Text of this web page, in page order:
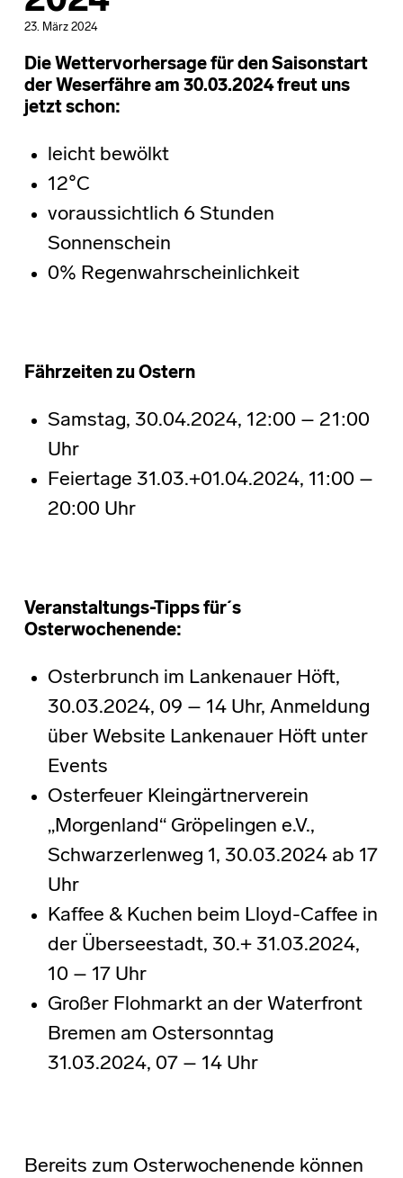
23. März 2024
Die Wettervorhersage für den Saisonstart
der Weserfähre am 30.03.2024 freut uns
jetzt schon:
leicht bewölkt
12°C
voraussichtlich 6 Stunden
Sonnenschein
0% Regenwahrscheinlichkeit
Fährzeiten zu Ostern
Samstag, 30.04.2024, 12:00 – 21:00
Uhr
Feiertage 31.03.+01.04.2024, 11:00 –
20:00 Uhr
Veranstaltungs-Tipps für´s
Osterwochenende:
Osterbrunch im Lankenauer Höft,
30.03.2024, 09 – 14 Uhr, Anmeldung
über Website Lankenauer Höft unter
Events
Osterfeuer Kleingärtnerverein
„Morgenland“ Gröpelingen e.V.,
Schwarzerlenweg 1, 30.03.2024 ab 17
Uhr
Kaffee & Kuchen beim Lloyd-Caffee in
der Überseestadt, 30.+ 31.03.2024,
10 – 17 Uhr
Großer Flohmarkt an der Waterfront
Bremen am Ostersonntag
31.03.2024, 07 – 14 Uhr
Bereits zum Osterwochenende können